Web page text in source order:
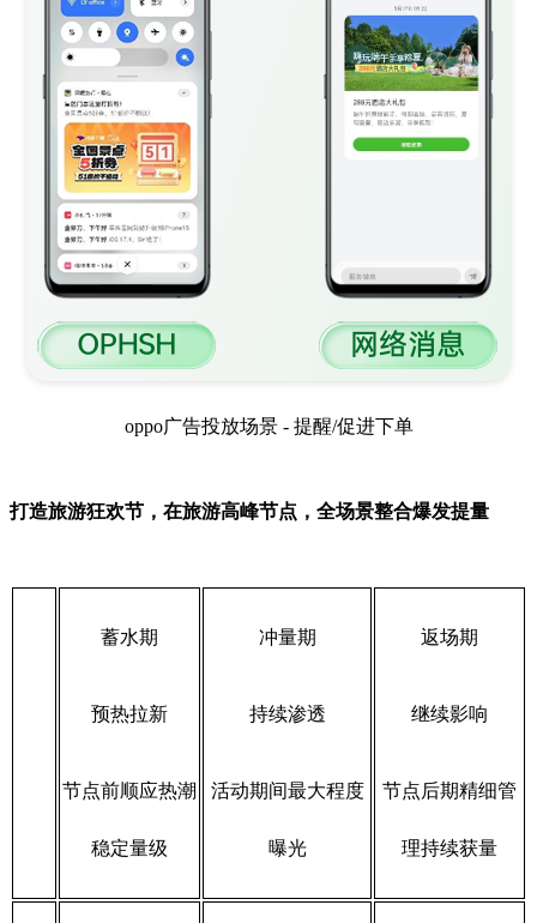
oppo广告投放场景 - 提醒/促进下单
打造旅游狂欢节，在旅游高峰节点，全场景整合爆发提量
蓄水期
预热拉新
节点前顺应热潮
稳定量级
冲量期
持续渗透
活动期间最大程度
曝光
返场期
继续影响
节点后期精细管
理持续获量